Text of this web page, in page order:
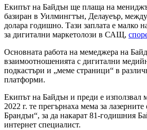
Екипът на Байдън ще плаща на
базиран в Уилмингтън, Делауеър,
долара годишно. Тази заплата е малко
за дигитални маркетолози в САЩ,
Основната работа на мемеджера на
взаимоотношенията с дигитални
подкастъри и „меме страници“ в
платформи.
Екипът на Байдън и преди е използвал
2022 г. те прегърнаха мема за
Брандън“, за да накарат 81-годишния
интернет специалист.